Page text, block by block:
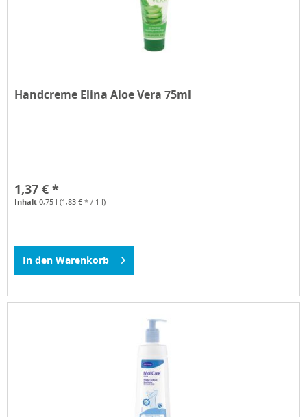
Handcreme Elina Aloe Vera 75ml
1,37 € *
Inhalt0,75 l(1,83 € * / 1 l)
In den Warenkorb